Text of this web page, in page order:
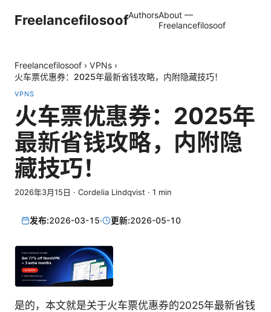
FreelancefilosoofAuthorsAbout —
Freelancefilosoof
Freelancefilosoof › VPNs ›
火车票优惠券：2025年最新省钱攻略，内附隐藏技巧！
VPNS
火车票优惠券：2025年
最新省钱攻略，内附隐
藏技巧！
2026年3月15日 · Cordelia Lindqvist · 1 min
发布:2026-03-15· 更新:2026-05-10
是的，本文就是关于火车票优惠券的2025年最新省钱